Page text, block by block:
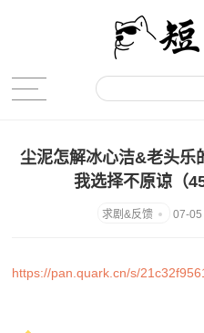
尘泥怎解冰心洁&老头乐
我选择不原谅（
07-05
https://pan.quark.cn/s/